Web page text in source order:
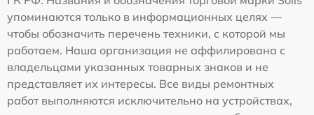
упоминаются только в информационных целях —
чтобы обозначить перечень техники, с которой мы
работаем. Наша организация не аффилирована с
владельцами указанных товарных знаков и не
представляет их интересы. Все виды ремонтных
работ выполняются исключительно на устройствах,